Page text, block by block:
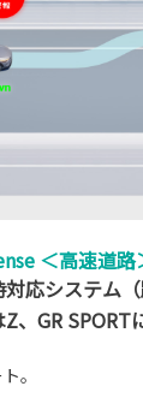
＜高速道路
対応システム
Z、GR SPORT
。